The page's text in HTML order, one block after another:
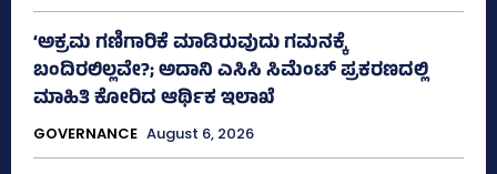
‘ಅಕ್ರಮ ಗಣಿಗಾರಿಕೆ ಮಾಡಿರುವುದು ಗಮನಕ್ಕೆ
ಬಂದಿರಲಿಲ್ಲವೇ?; ಅದಾನಿ ಎಸಿಸಿ ಸಿಮೆಂಟ್ ಪ್ರಕರಣದಲ್ಲಿ
ಮಾಹಿತಿ ಕೋರಿದ ಆರ್ಥಿಕ ಇಲಾಖೆ
GOVERNANCE August 6, 2026